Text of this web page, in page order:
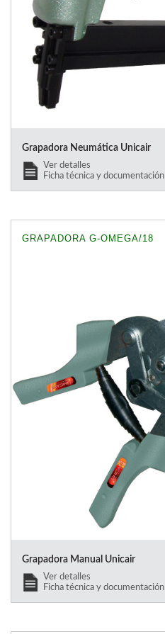
Grapadora Neumática Unicair
Ver detalles
Ficha técnica y documentación
GRAPADORA G-OMEGA/18
Grapadora Manual Unicair
Ver detalles
Ficha técnica y documentación